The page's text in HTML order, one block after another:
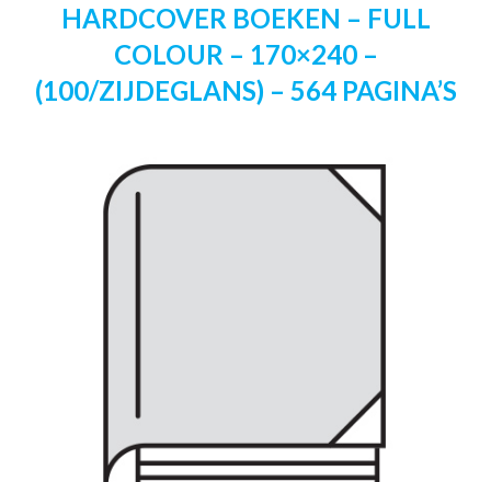
HARDCOVER BOEKEN – FULL
COLOUR – 170×240 –
(100/ZIJDEGLANS) – 564 PAGINA’S